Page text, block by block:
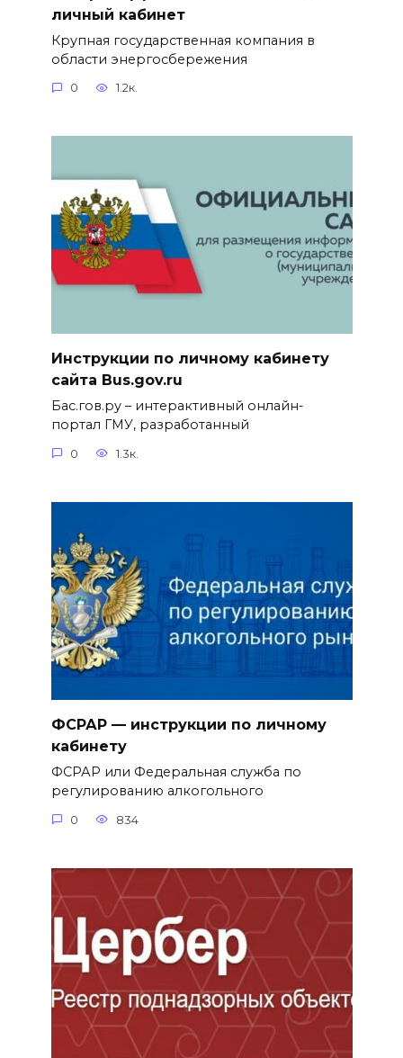
личный кабинет
Крупная государственная компания в
области энергосбережения
0 1.2к.
Инструкции по личному кабинету
сайта Bus.gov.ru
Бас.гов.ру – интерактивный онлайн-
портал ГМУ, разработанный
0 1.3к.
ФСРАР — инструкции по личному
кабинету
ФСРАР или Федеральная служба по
регулированию алкогольного
0 834